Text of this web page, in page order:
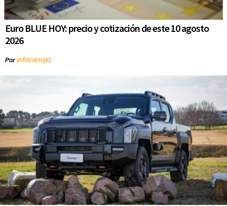
Euro BLUE HOY: precio y cotización de este 10 agosto
2026
Porinfocampo